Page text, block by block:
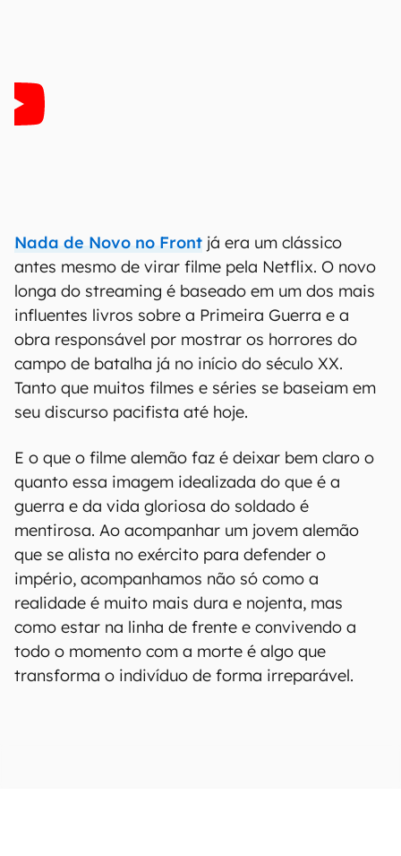
Nada de Novo no Front já era um clássico
antes mesmo de virar filme pela Netflix. O novo
longa do streaming é baseado em um dos mais
influentes livros sobre a Primeira Guerra e a
obra responsável por mostrar os horrores do
campo de batalha já no início do século XX.
Tanto que muitos filmes e séries se baseiam em
seu discurso pacifista até hoje.
E o que o filme alemão faz é deixar bem claro o
quanto essa imagem idealizada do que é a
guerra e da vida gloriosa do soldado é
mentirosa. Ao acompanhar um jovem alemão
que se alista no exército para defender o
império, acompanhamos não só como a
realidade é muito mais dura e nojenta, mas
como estar na linha de frente e convivendo a
todo o momento com a morte é algo que
transforma o indivíduo de forma irreparável.